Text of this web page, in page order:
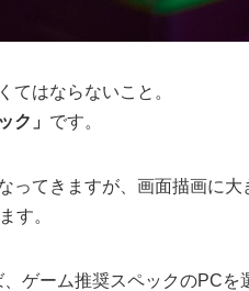
てはならないこと。
ク」 です。
ってきますが、画面描画に大
す。
ゲーム推奨スペックのPCを